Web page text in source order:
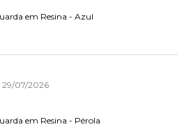
em Resina - Azul
29/07/2026
em Resina - Pérola